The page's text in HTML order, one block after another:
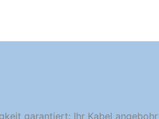
garantiert: Ihr Kabel